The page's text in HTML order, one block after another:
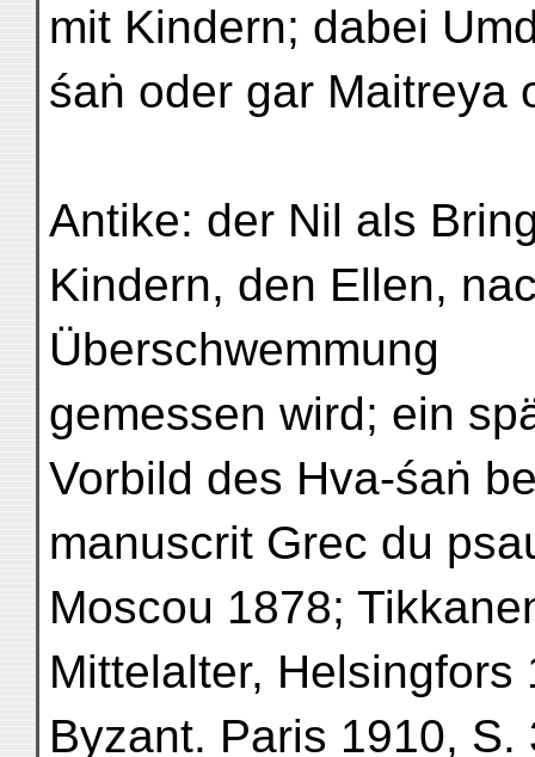
mit Kindern; dabei
śaṅ oder gar Maitreya
Antike: der Nil als
Kindern, den Ellen,
Überschwemmung
gemessen wird; ein
Vorbild des Hva-śaṅ
manuscrit Grec du
Moscou 1878;
Mittelalter,
Byzant. Paris 1910, S.